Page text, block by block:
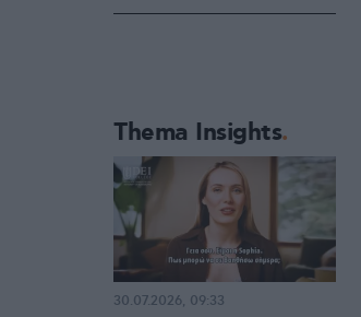
Thema Insights
30.07.2026, 09:33